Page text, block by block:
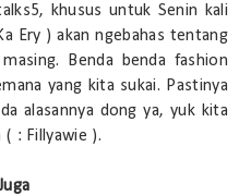
khusus untuk Senin kali
Ery ) akan ngebahas tentang
Benda benda fashion
yang kita sukai. Pastinya
alasannya dong ya, yuk kita
( : Fillyawie ).